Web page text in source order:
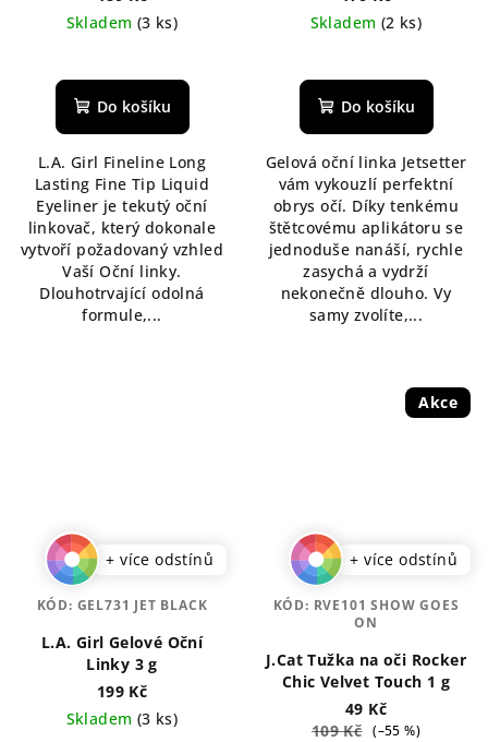
Skladem (3 ks)
Do košíku
L.A. Girl Fineline Long
Lasting Fine Tip Liquid
Eyeliner je tekutý oční
linkovač, který dokonale
vytvoří požadovaný vzhled
Vaší Oční linky.
Dlouhotrvající odolná
formule,...
Skladem (2 ks)
Do košíku
Gelová oční linka Jetsetter
vám vykouzlí perfektní
obrys očí. Díky tenkému
štětcovému aplikátoru se
jednoduše nanáší, rychle
zasychá a vydrží
nekonečně dlouho. Vy
samy zvolíte,...
+ více odstínů
L.A. Girl Gelové Oční
Linky 3 g
199 Kč
Skladem (3 ks)
KÓD: GEL731 JET BLACK
Akce
+ více odstínů
J.Cat Tužka na oči Rocker
Chic Velvet Touch 1 g
49 Kč
109 Kč (–55 %)
KÓD: RVE101 SHOW GOES
ON